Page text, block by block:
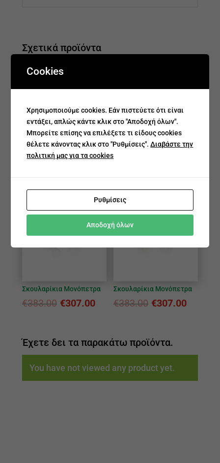
Σχετικά προϊόντα
Σκουλαρίκια Μονόπετρα
Σκουλαρίκια Μονόπετρα
€383.00 €307.00
Σκουλαρίκια Μονόπετρα
€383.00 €307.00
Έχετε δει τα παρακάτω προϊόντα.
You have not viewed any product yet.
Cookies
Χρησιμοποιούμε cookies. Εάν πιστεύετε ότι είναι
εντάξει, απλώς κάντε κλικ στο "Αποδοχή όλων".
Μπορείτε επίσης να επιλέξετε τι είδους cookies
θέλετε κάνοντας κλικ στο "Ρυθμίσεις".Διαβάστε την
πολιτική μας για τα cookies
Ρυθμίσεις
Αποδοχή όλων